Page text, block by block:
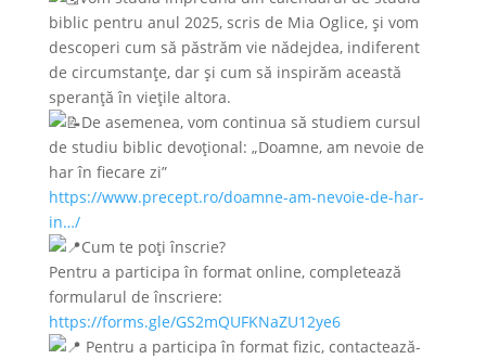
biblic pentru anul 2025, scris de Mia Oglice, și vom
descoperi cum să păstrăm vie nădejdea, indiferent
de circumstanțe, dar și cum să inspirăm această
speranță în viețile altora.
De asemenea, vom continua să studiem cursul
de studiu biblic devoțional: „Doamne, am nevoie de
har în fiecare zi”
https://www.precept.ro/doamne-am-nevoie-de-har-
in…/
Cum te poți înscrie?
Pentru a participa în format online, completează
formularul de înscriere:
https://forms.gle/GS2mQUFKNaZU12ye6
Pentru a participa în format fizic, contactează-